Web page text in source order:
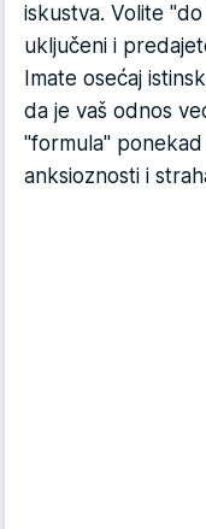
iskustva. Volite
uključeni i
Imate osećaj
da je vaš odnos
"formula"
anksioznosti i